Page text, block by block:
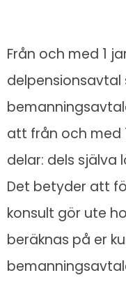
Från och med 1
att från och med
delar: dels själva
Det betyder att
konsult gör ute
beräknas på er